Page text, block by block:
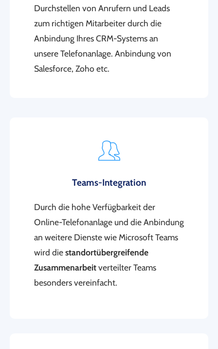
Durchstellen von Anrufern und Leads
zum richtigen Mitarbeiter durch die
Anbindung Ihres CRM-Systems an
unsere Telefonanlage. Anbindung von
Salesforce, Zoho etc.
Teams-Integration
Durch die hohe Verfügbarkeit der
Online-Telefonanlage und die Anbindung
an weitere Dienste wie Microsoft Teams
wird diestandortübergreifende
Zusammenarbeitverteilter Teams
besonders vereinfacht.